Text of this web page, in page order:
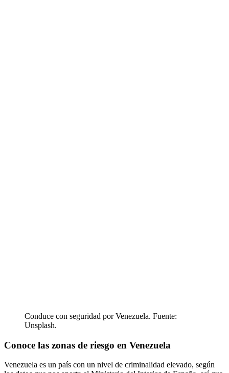
Conduce con seguridad por Venezuela. Fuente:
Unsplash.
Conoce las zonas de riesgo en Venezuela
Venezuela es un país con un nivel de criminalidad elevado, según